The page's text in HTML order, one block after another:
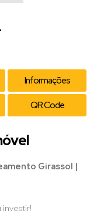
Informações
QR Code
Girassol |